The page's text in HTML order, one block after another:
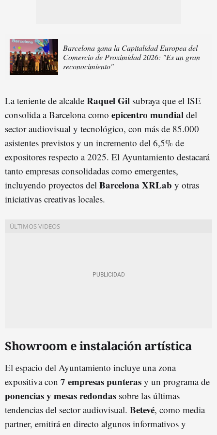
Barcelona gana la Capitalidad Europea del
Comercio de Proximidad 2026: "Es un gran
reconocimiento"
La teniente de alcalde Raquel Gil subraya que el ISE
consolida a Barcelona como epicentro mundial del
sector audiovisual y tecnológico, con más de 85.000
asistentes previstos y un incremento del 6,5% de
expositores respecto a 2025. El Ayuntamiento destacará
tanto empresas consolidadas como emergentes,
incluyendo proyectos del Barcelona XRLab y otras
iniciativas creativas locales.
Showroom e instalación artística
El espacio del Ayuntamiento incluye una zona
expositiva con 7 empresas punteras y un programa de
ponencias y mesas redondas sobre las últimas
tendencias del sector audiovisual. Betevé, como media
partner, emitirá en directo algunos informativos y